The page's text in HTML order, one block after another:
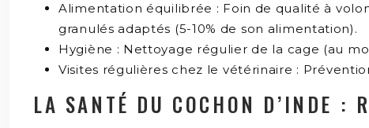
Alimentation équilibrée : Foin de qualité à
granulés adaptés (5-10% de son alimentation).
Hygiène : Nettoyage régulier de la cage (au
Visites régulières chez le vétérinaire :
LA SANTÉ DU COCHON D’INDE :